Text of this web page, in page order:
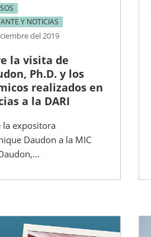
Y NOTICIAS
del 2019
la visita de
Ph.D. y los
realizados en
a la DARI
la expositora
Daudon a la MIC